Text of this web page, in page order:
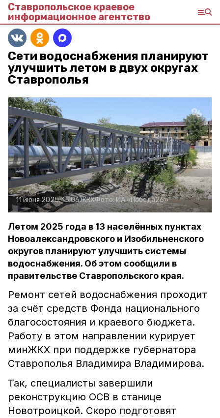
Ставропольское краевое
информационное агентство
Сети водоснабжения планируют
улучшить летом в двух округах
Ставрополья
11 июня 2025, 15:06ЖКХФото:ИА «Победа26»
Летом 2025 года в 13 населённых пунктах
Новоалександровского и Изобильненского
округов планируют улучшить системы
водоснабжения. Об этом сообщили в
правительстве Ставропольского края.
Ремонт сетей водоснабжения проходит
за счёт средств Фонда национального
благосостояния и краевого бюджета.
Работу в этом направлении курирует
минЖКХ при поддержке губернатора
Ставрополья Владимира Владимирова.
Так, специалисты завершили
реконструкцию ОСВ в станице
Новотроицкой. Скоро подготовят